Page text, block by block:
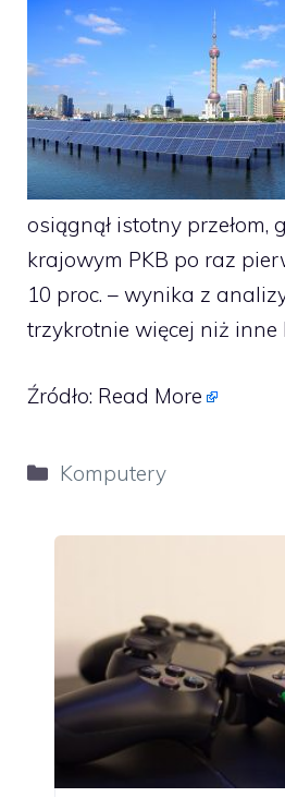
osiągnął istotny przełom,
krajowym PKB po raz
10 proc. – wynika z
trzykrotnie więcej niż inne
Źródło: Read More
Kategorie
Komputery